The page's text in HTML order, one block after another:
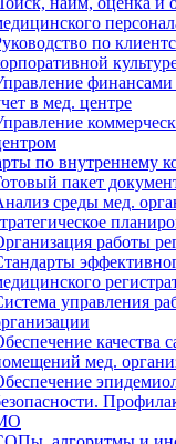
по
финансами
в мед. центре
по внутреннему
пакет
среды мед.
работы
управления
качества
мед.